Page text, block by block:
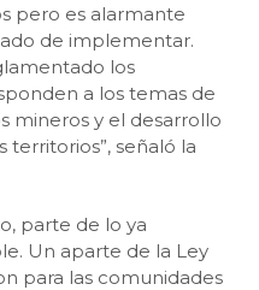
pero es alarmante
de implementar.
los
a los temas de
mineros y el desarrollo
señaló la
parte de lo ya
Un aparte de la Ley
para las comunidades